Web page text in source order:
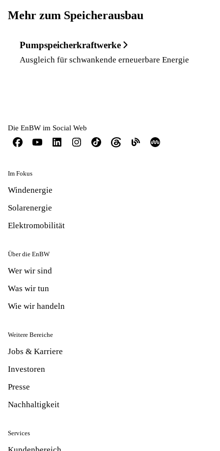
Mehr zum Speicherausbau
Pumpspeicher­kraft­werke
Ausgleich für schwankende erneuerbare Energie
Die EnBW im Social Web
Im Fokus
Windenergie
Solarenergie
Elektromobilität
Über die EnBW
Wer wir sind
Was wir tun
Wie wir handeln
Weitere Bereiche
Jobs & Karriere
Investoren
Presse
Nachhaltigkeit
Services